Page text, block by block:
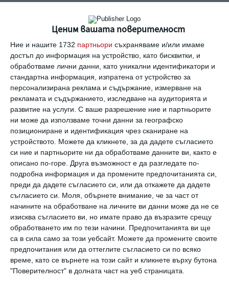
Ценим вашата поверителност
Ние и нашите 1732 партньори съхраняваме и/или имаме
достъп до информация на устройство, като бисквитки, и
обработваме лични данни, като уникални идентификатори и
стандартна информация, изпратена от устройство за
персонализирана реклама и съдържание, измерване на
рекламата и съдържанието, изследване на аудиторията и
развитие на услуги. С ваше разрешение ние и партньорите
ни може да използваме точни данни за географско
позициониране и идентификация чрез сканиране на
устройството. Можете да кликнете, за да дадете съгласието
си ние и партньорите ни да обработваме данните ви, както е
описано по-горе. Друга възможност е да разгледате по-
подробна информация и да промените предпочитанията си,
преди да дадете съгласието си, или да откажете да дадете
съгласието си.
Моля, обърнете внимание, че за част от
начините на обработване на личните ви данни може да не се
изисква съгласието ви, но имате право да възразите срещу
обработването им по тези начини. Предпочитанията ви ще
са в сила само за този уебсайт. Можете да промените своите
предпочитания или да оттеглите съгласието си по всяко
време, като се върнете на този сайт и кликнете върху бутона
"Поверителност" в долната част на уеб страницата.
партньора. Двойките, които нямат
проблеми с това, обикновено остават
заедно.
4. Карате се
Често в спора се ражда истината. Ако се
карате, без да нарушавате добрия тон,
разбира се, най-вероятно успявате да си
кажете много неща и става ясно, че и
двамата има върху какво да работите.
5. Приемате по-малкото време заедно,
отколкото бихте искали
Поради ангажименти или друго не успявате
да прекарвате достатъчно време заедно, но
това не нарушава хармонията помежду ви.